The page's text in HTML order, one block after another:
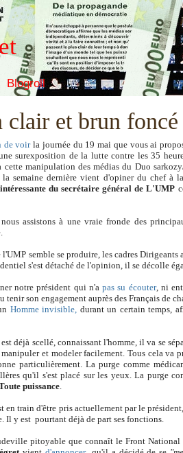
Blogroll
clair et brun foncé
de voirla journée du 19 mai que vous ai
surexposition de la lutte contre les 35
cette manipulation des médias du Duo
la semaine dernière vient d'opiner du chef à
du secrétaire général de L'UMP
assistons à une vraie fronde des
semble se produire, les cadres
s'est détaché de l'opinion, il se décolle
notre président qui n'a pas su écouter, ni
tenir son engagement auprès des Français de
Homme invisible, durant un certain temps,
déjà scellé, connaissant l'homme, il va se
et modeler facilement. Tous cela va
particulièrement. La purge comme
qu'il s'est placé sur les yeux. La purge
puissance.
en train d'être pris actuellement par le
Il y est pourtant déjà de part ses fonctions.
pitoyable que connaît le Front National